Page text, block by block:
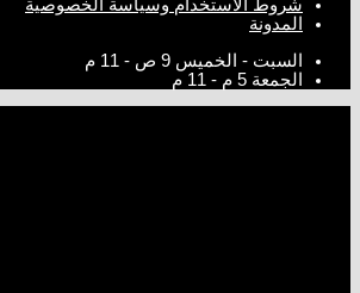
شروط الاستخدام وسياسة الخصوصية
المدونة
السبت - الخميس 9 ص - 11 م
الجمعة 5 م - 11 م